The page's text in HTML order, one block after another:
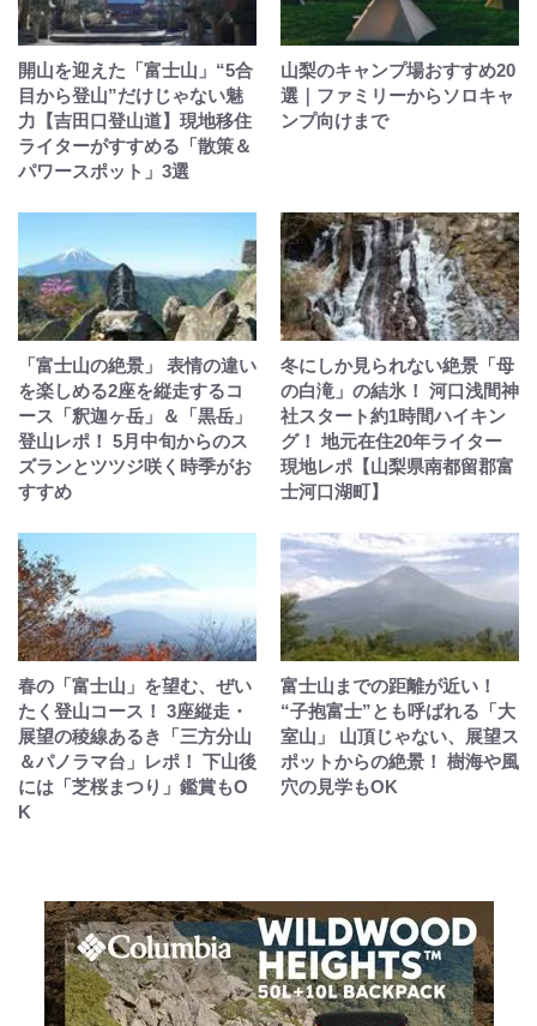
開山を迎えた「富士山」“5合
目から登山”だけじゃない魅
力【吉田口登山道】現地移住
ライターがすすめる「散策＆
パワースポット」3選
山梨のキャンプ場おすすめ20
選｜ファミリーからソロキャ
ンプ向けまで
「富士山の絶景」 表情の違い
を楽しめる2座を縦走するコ
ース「釈迦ヶ岳」＆「黒岳」
登山レポ！ 5月中旬からのス
ズランとツツジ咲く時季がお
すすめ
冬にしか見られない絶景「母
の白滝」の結氷！ 河口浅間神
社スタート約1時間ハイキン
グ！ 地元在住20年ライター
現地レポ【山梨県南都留郡富
士河口湖町】
春の「富士山」を望む、ぜい
たく登山コース！ 3座縦走・
展望の稜線あるき「三方分山
＆パノラマ台」レポ！ 下山後
には「芝桜まつり」鑑賞もO
K
富士山までの距離が近い！
“子抱富士”とも呼ばれる「大
室山」 山頂じゃない、展望ス
ポットからの絶景！ 樹海や風
穴の見学もOK